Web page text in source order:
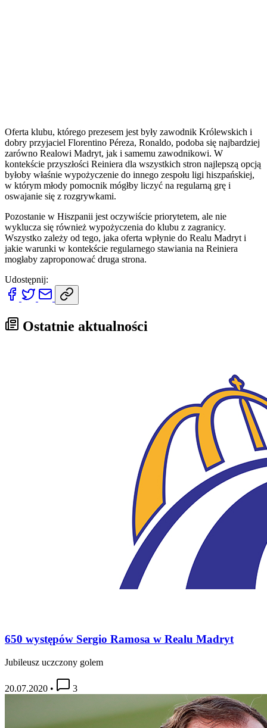
Oferta klubu, którego prezesem jest były zawodnik Królewskich i
dobry przyjaciel Florentino Péreza, Ronaldo, podoba się najbardziej
zarówno Realowi Madryt, jak i samemu zawodnikowi. W
kontekście przyszłości Reiniera dla wszystkich stron najlepszą opcją
byłoby właśnie wypożyczenie do innego zespołu ligi hiszpańskiej,
w którym młody pomocnik mógłby liczyć na regularną grę i
oswajanie się z rozgrywkami.
Pozostanie w Hiszpanii jest oczywiście priorytetem, ale nie
wyklucza się również wypożyczenia do klubu z zagranicy.
Wszystko zależy od tego, jaka oferta wpłynie do Realu Madryt i
jakie warunki w kontekście regularnego stawiania na Reiniera
mogłaby zaproponować druga strona.
Udostępnij:
Ostatnie aktualności
650 występów Sergio Ramosa w Realu Madryt
Jubileusz uczczony golem
20.07.2020 • 3